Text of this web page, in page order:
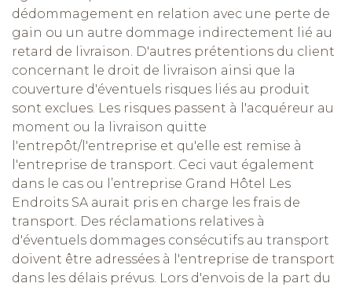
dédommagement en relation avec une perte de
gain ou un autre dommage indirectement lié au
retard de livraison. D'autres prétentions du client
concernant le droit de livraison ainsi que la
couverture d'éventuels risques liés au produit
sont exclues. Les risques passent à l'acquéreur au
moment ou la livraison quitte
l'entrepôt/l'entreprise et qu'elle est remise à
l'entreprise de transport. Ceci vaut également
dans le cas ou l’entreprise Grand Hôtel Les
Endroits SA aurait pris en charge les frais de
transport. Des réclamations relatives à
d'éventuels dommages consécutifs au transport
doivent être adressées à l'entreprise de transport
dans les délais prévus. Lors d'envois de la part du